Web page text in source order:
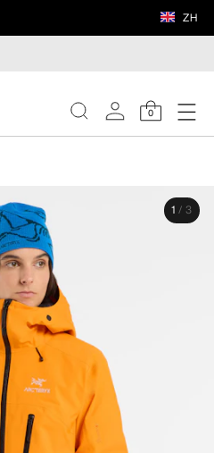
ZH
0
1 / 3